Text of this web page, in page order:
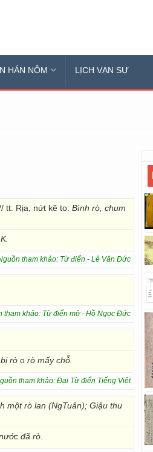
HÁN NÔM LỊCH VẠN SỰ
tt. Rịa, nứt kẽ to: Bình rò, chum
tham khảo: Từ điển - Lê Văn Đức
tham khảo: Từ điển mở - Hồ Ngọc Đức
rò o rò mấy chỗ.
tham khảo: Đại Từ điển Tiếng Việt
một rò lan (NgTuân); Giậu thu
đã rò.